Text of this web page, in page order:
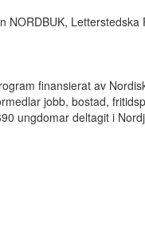
NORDBUK,
finansierat av
jobb, bostad,
ungdomar deltagit i